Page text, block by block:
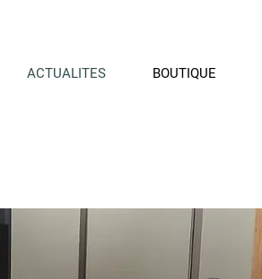
ACTUALITES BOUTIQUE